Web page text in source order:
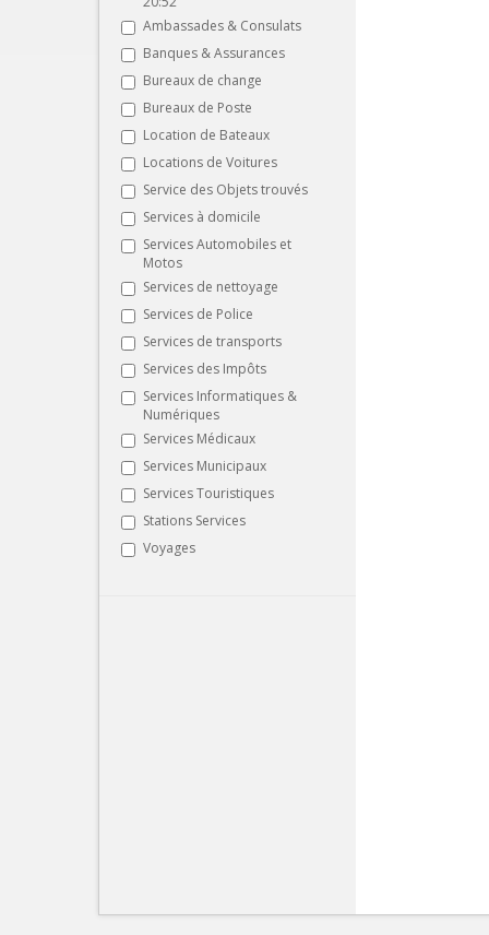
Ambassades & Consulats
Banques & Assurances
Bureaux de change
Bureaux de Poste
Location de Bateaux
Locations de Voitures
Service des Objets trouvés
Services à domicile
Services Automobiles et
Motos
Services de nettoyage
Services de Police
Services de transports
Services des Impôts
Services Informatiques &
Numériques
Services Médicaux
Services Municipaux
Services Touristiques
Stations Services
Voyages